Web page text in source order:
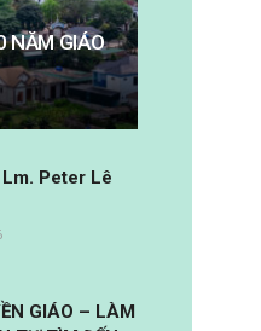
NĂM GIÁO
Peter Lê
GIÁO – LÀM